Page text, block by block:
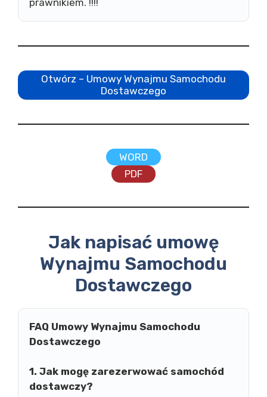
prawnikiem. !!!!
Otwórz – Umowy Wynajmu Samochodu
Dostawczego
WORD
PDF
Jak napisać umowę
Wynajmu Samochodu
Dostawczego
FAQ Umowy Wynajmu Samochodu
Dostawczego
1. Jak mogę zarezerwować samochód
dostawczy?